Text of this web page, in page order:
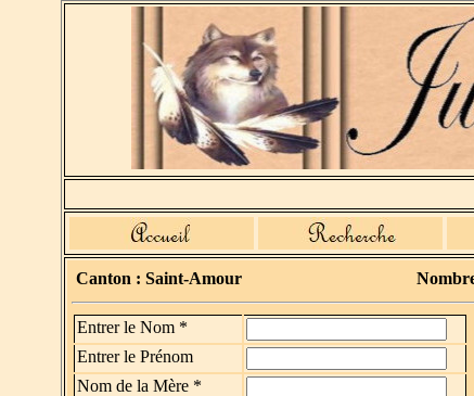
Canton : Saint-Amour
Entrer le Nom *
Entrer le Prénom
Nom de la Mère *